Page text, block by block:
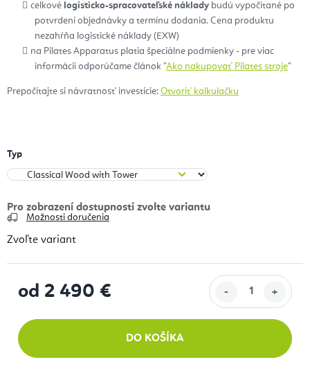
celkové logisticko-spracovateľské náklady budú vypočítané po
potvrdení objednávky a termínu dodania. Cena produktu
nezahŕňa logistické náklady (EXW)
na Pilates Apparatus platia špeciálne podmienky - pre viac
informácií odporúčame článok "Ako nakupovať Pilates stroje"
Prepočítajte si návratnosť investície: Otvoriť kalkulačku
Typ
Možnosti doručenia
Zvoľte variant
od 2 490 €
DO KOŠÍKA